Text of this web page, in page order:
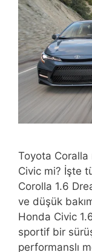
Toyota Coralla
Civic mi? İşte
Corolla 1.6
ve düşük
Honda Civic
sportif bir
performanslı